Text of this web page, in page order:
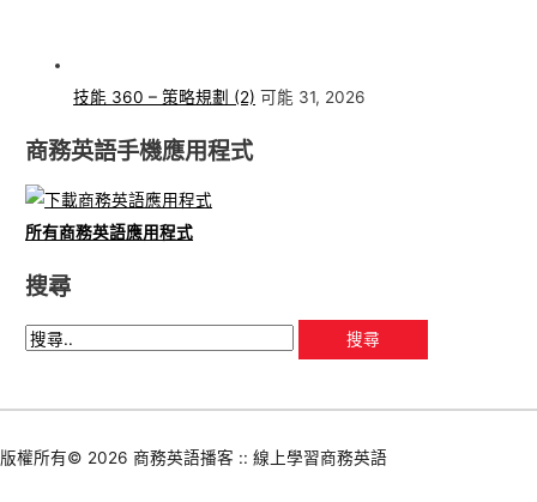
技能 360 – 策略規劃 (2) 可能 31, 2026
商務英語手機應用程式
所有商務英語應用程式
搜尋
版權所有© 2026 商務英語播客 :: 線上學習商務英語